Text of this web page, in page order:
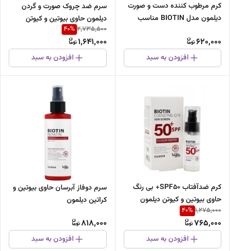
کرم مرطوب کننده دست و صورت
دیلمون مدل BIOTIN مناسب
620,000
افزودن به سبد
سرم ضد چروک صورت و گردن
دیلمون حاوی بیوتین و کیوتن
2,735,500
40%
1,641,000
افزودن به سبد
کرم ضدآفتاب SPF50+ بی رنگ
حاوی بیوتین و کیوتن دیلمون
1,275,000
40%
765,000
افزودن به سبد
سرم دوفاز آبرسان حاوی بیوتین و
کراتین دیلمون
818,000
افزودن به سبد